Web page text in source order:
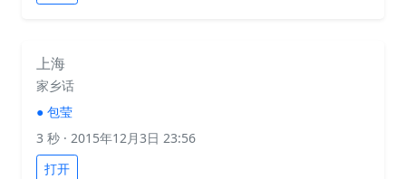
上海
家乡话
● 包莹
3 秒 · 2015年12月3日 23:56
打开